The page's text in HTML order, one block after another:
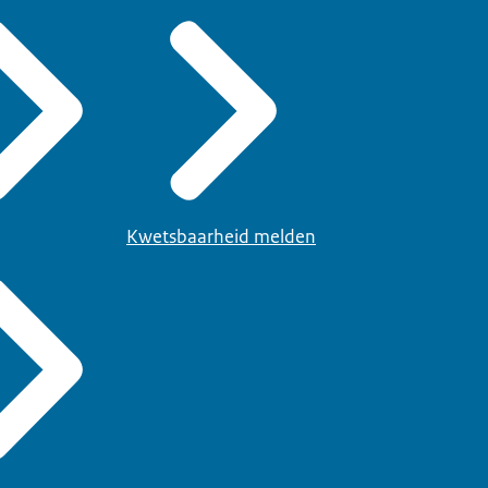
Kwetsbaarheid melden